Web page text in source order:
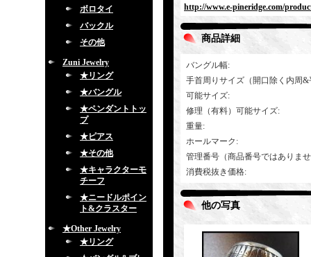
ボロタイ
バックル
その他
Zuni Jewelry
★リング
★バングル
★ペンダントトッ
プ
★ピアス
★その他
★キャラクターモ
チーフ
★ニードルポイン
ト&クラスター
★Other Jewelry
★リング
http://www.e-pineridge.com/
商品詳細
バングル幅:
手首周りサイズ（開口除く内周&
可能サイズ:
修理（有料）可能サイズ:
重量:
ホールマーク :
管理番号（商品番号ではありま
消費税抜き価格:
他の写真